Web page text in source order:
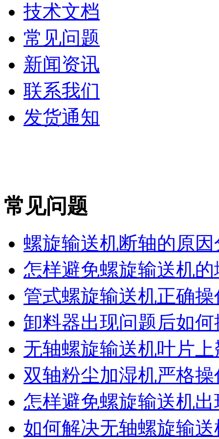
技术文档
常见问题
新闻资讯
联系我们
发货通知
常见问题
螺旋输送机断轴的原因
怎样避免螺旋输送机
管式螺旋输送机正确
卸料器出现问题后如何
无轴螺旋输送机叶片
双轴粉尘加湿机严格操
怎样避免螺旋输送机
如何解决无轴螺旋输